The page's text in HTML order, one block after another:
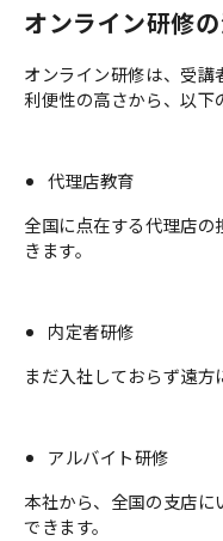
オンライン研修
オンライン研修は、受
利便性の高さから、以下
代理店教育
全国に点在する代理店
きます。
内定者研修
まだ入社しておらず遠方
アルバイト研修
本社から、全国の支店
できます。